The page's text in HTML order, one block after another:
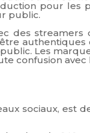
pour les
public.
des
Les
confusion avec
sociaux, est